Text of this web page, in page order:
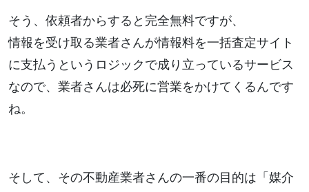
そう、依頼者からすると完全無料ですが、
情報を受け取る業者さんが情報料を一括査定サイト
に支払うというロジックで成り立っているサービス
なので、業者さんは必死に営業をかけてくるんです
ね。
そして、その不動産業者さんの一番の目的は「媒介